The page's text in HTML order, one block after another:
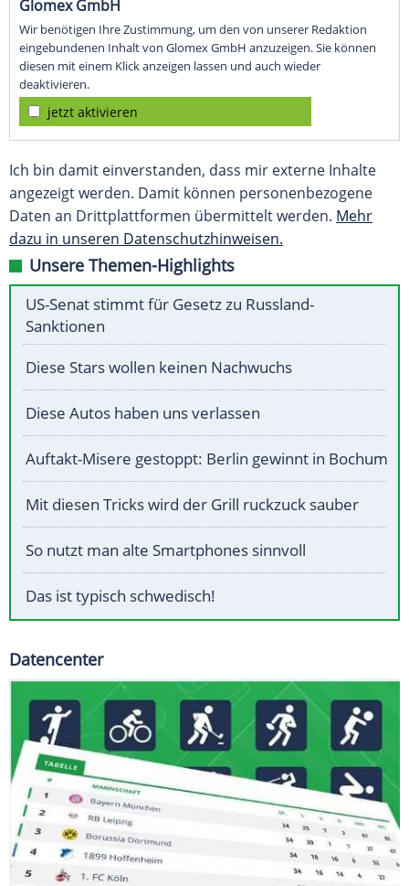
Glomex GmbH
Wir benötigen Ihre Zustimmung, um den von unserer Redaktion
eingebundenen Inhalt von Glomex GmbH anzuzeigen. Sie können
diesen mit einem Klick anzeigen lassen und auch wieder
deaktivieren.
jetzt aktivieren
Ich bin damit einverstanden, dass mir externe Inhalte
angezeigt werden. Damit können personenbezogene
Daten an Drittplattformen übermittelt werden. Mehr
dazu in unseren Datenschutzhinweisen.
Unsere Themen-Highlights
US-Senat stimmt für Gesetz zu Russland-
Sanktionen
Diese Stars wollen keinen Nachwuchs
Diese Autos haben uns verlassen
Auftakt-Misere gestoppt: Berlin gewinnt in Bochum
Mit diesen Tricks wird der Grill ruckzuck sauber
So nutzt man alte Smartphones sinnvoll
Das ist typisch schwedisch!
Datencenter